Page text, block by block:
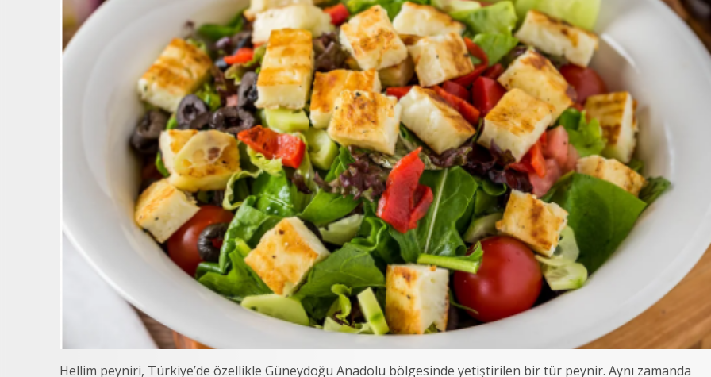
Hellim peyniri, Türkiye’de özellikle Güneydoğu Anadolu bölgesinde yetiştirilen bir tür peynir. Aynı zamanda